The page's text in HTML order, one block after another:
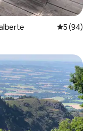
Vidutinis
5 (94)